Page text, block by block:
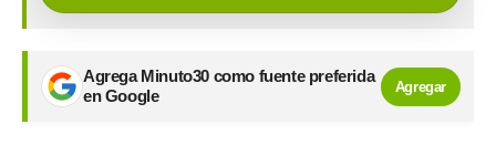
Agrega Minuto30 como fuente preferida
en Google
Agregar